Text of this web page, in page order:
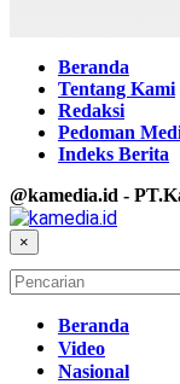
Beranda
Tentang Kami
Redaksi
Pedoman
Indeks Berita
@kamedia.id -
×
Beranda
Video
Nasional